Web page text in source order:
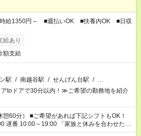
時給1350円～ ■週払いOK ■扶養内OK ■日収
給あり
額支給
駅 / 南越谷駅 / せんげん台駅 / …
toドアで30分以内！≫ご希望の勤務地を紹介
ば下記シフトもOK！
～19:00 「家族と休みを合わせた
て夕飯の準備がしたい」 「できれば残業はし